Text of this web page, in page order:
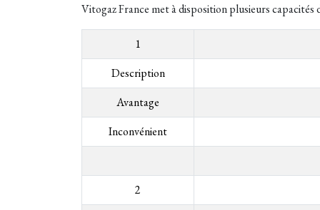
Vitogaz France met à disposition plusieurs capacités
1
Description
Avantage
Inconvénient
2